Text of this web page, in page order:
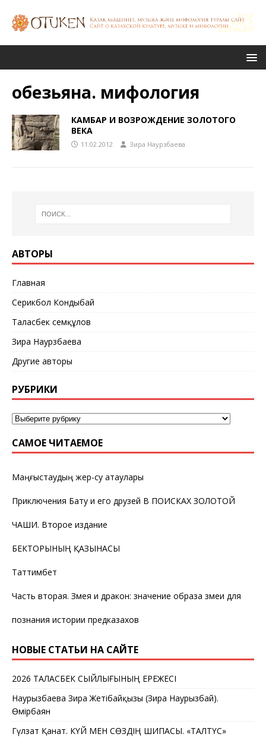
обезьяна. мифология
КАМБАР И ВОЗРОЖДЕНИЕ ЗОЛОТОГО
ВЕКА
11.02.2012 Зира Наурзбаева
АВТОРЫ
Главная
Серикбол Кондыбай
Таласбек Әсемқұлов
Зира Наурзбаева
Другие авторы
РУБРИКИ
САМОЕ ЧИТАЕМОЕ
Маңғыстаудың жер-су атаулары
Приключения Бату и его друзей В ПОИСКАХ ЗОЛОТОЙ
ЧАШИ. Второе издание
БЕКТОРЫНЫҢ ҚАЗЫНАСЫ
Таттимбет
Часть вторая. Змея и дракон: значение образа змеи для
познания истории предказахов
НОВЫЕ СТАТЬИ НА САЙТЕ
2026 ТАЛАСБЕК СЫЙЛЫҒЫНЫҢ ЕРЕЖЕСІ
Наурызбаева Зира Жетібайқызы (Зира Наурызбай).
Өмірбаян
Гүлзат Қанат. КҮЙ МЕН СӨЗДІҢ ШИПАСЫ. «ТАЛТҮС»